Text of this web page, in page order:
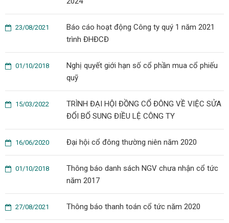
Báo cáo hoạt động Công ty quý 1 năm 2021
trình ĐHĐCĐ
23/08/2021
Nghị quyết giới hạn số cổ phần mua cổ phiếu
quỹ
01/10/2018
TRÌNH ĐẠI HỘI ĐỒNG CỔ ĐÔNG VỀ VIỆC SỬA
ĐỔI BỔ SUNG ĐIỀU LỆ CÔNG TY
15/03/2022
Đại hội cổ đông thường niên năm 2020
16/06/2020
Thông báo danh sách NGV chưa nhận cổ tức
năm 2017
01/10/2018
Thông báo thanh toán cổ tức năm 2020
27/08/2021